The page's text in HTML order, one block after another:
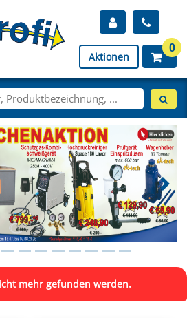
Aktionen
0
mehr gefunden werden.